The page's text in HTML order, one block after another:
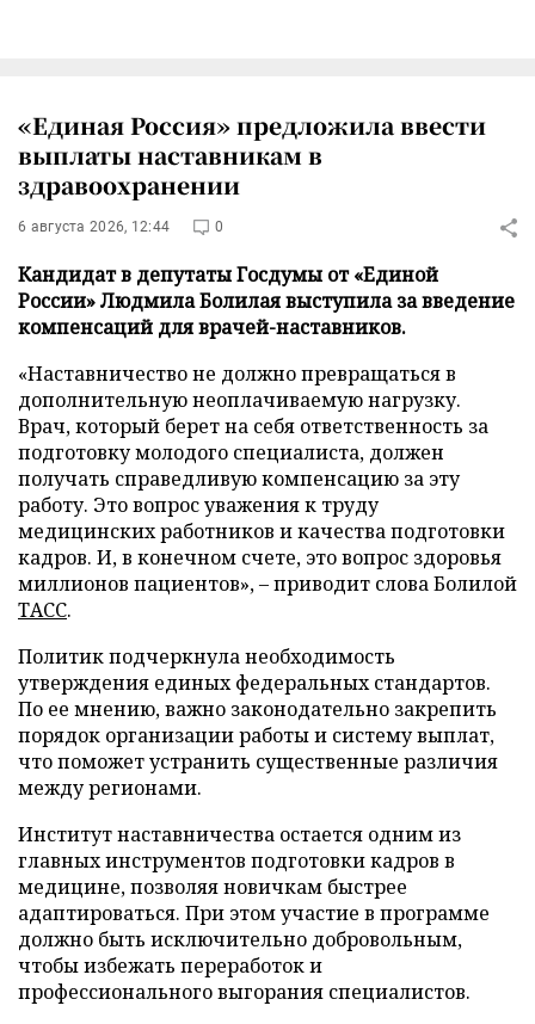
«Единая Россия» предложила ввести
выплаты наставникам в
здравоохранении
6 августа 2026, 12:44 0
Кандидат в депутаты Госдумы от «Единой
России» Людмила Болилая выступила за введение
компенсаций для врачей-наставников.
«Наставничество не должно превращаться в
дополнительную неоплачиваемую нагрузку.
Врач, который берет на себя ответственность за
подготовку молодого специалиста, должен
получать справедливую компенсацию за эту
работу. Это вопрос уважения к труду
медицинских работников и качества подготовки
кадров. И, в конечном счете, это вопрос здоровья
миллионов пациентов», – приводит слова Болилой
ТАСС.
Политик подчеркнула необходимость
утверждения единых федеральных стандартов.
По ее мнению, важно законодательно закрепить
порядок организации работы и систему выплат,
что поможет устранить существенные различия
между регионами.
Институт наставничества остается одним из
главных инструментов подготовки кадров в
медицине, позволяя новичкам быстрее
адаптироваться. При этом участие в программе
должно быть исключительно добровольным,
чтобы избежать переработок и
профессионального выгорания специалистов.